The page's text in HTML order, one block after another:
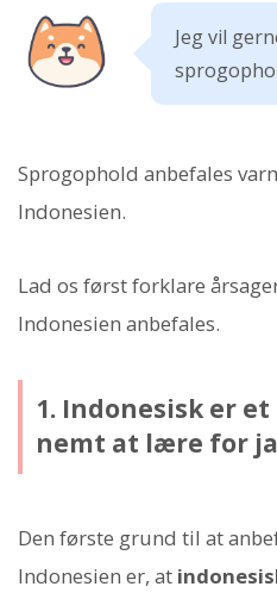
Jeg vil
Sprogophold anbefales
Indonesien.
Lad os først forklare
Indonesien anbefales.
1. Indonesisk er
nemt at lære for
Den første grund til at
Indonesien er, at